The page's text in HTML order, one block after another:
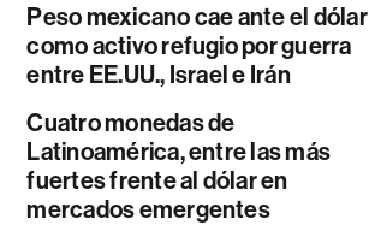
Peso mexicano cae ante el dólar
como activo refugio por guerra
entre EE.UU., Israel e Irán
Cuatro monedas de
Latinoamérica, entre las más
fuertes frente al dólar en
mercados emergentes